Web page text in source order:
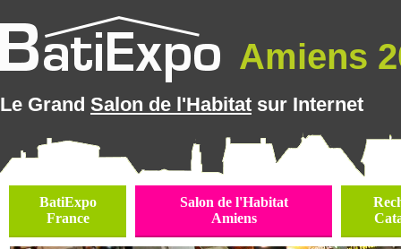
Amiens
Le Grand Salon de l'Habitat sur Internet
BatiExpo
France
Salon de l'Habitat
Amiens